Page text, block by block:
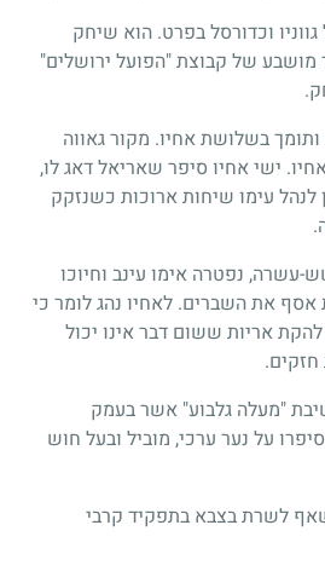
וכדורסל בפרט. הוא שיחק
מושבע של קבוצת "הפועל ירושלים"
ותומך בשלושת אחיו. מקור גאווה
ישי אחיו סיפר שאריאל דאג לו,
עימו שיחות ארוכות כשנזקק
בן שש-עשרה, נפטרה אימו עינב וחיוכו
אסף את השברים. לאחיו נהג לומר כי
אריות ששום דבר אינו יכול
חזקים.
"מעלה גלבוע" אשר בעמק
על נער ערכי, מוביל ובעל חוש
שאף לשרת בצבא בתפקיד קרבי